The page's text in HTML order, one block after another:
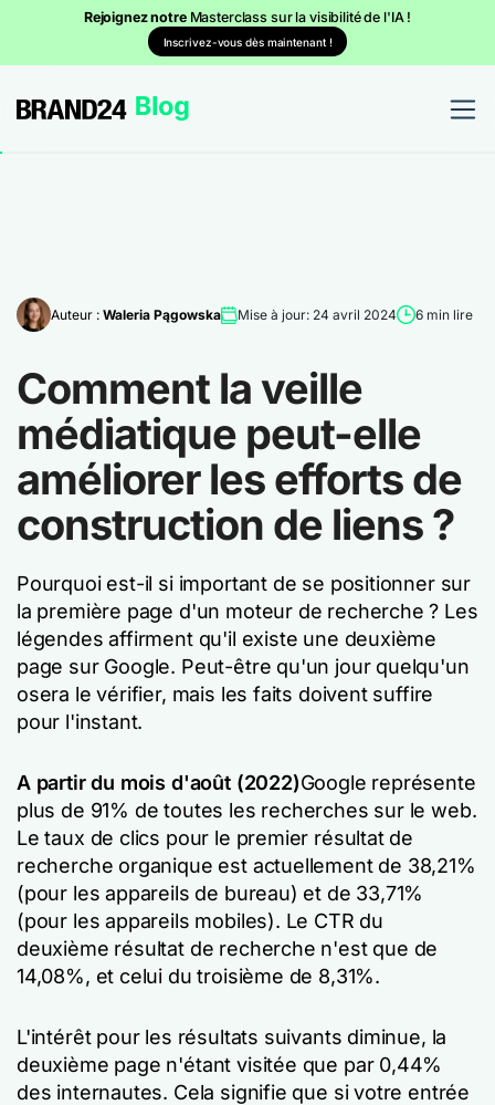
Rejoignez notre Masterclass sur la visibilité de l'IA !
Inscrivez-vous dès maintenant !
Auteur : Waleria Pągowska Mise à jour: 24 avril 2024 6 min lire
Comment la veille
médiatique peut-elle
améliorer les efforts de
construction de liens ?
Pourquoi est-il si important de se positionner sur
la première page d'un moteur de recherche ? Les
légendes affirment qu'il existe une deuxième
page sur Google. Peut-être qu'un jour quelqu'un
osera le vérifier, mais les faits doivent suffire
pour l'instant.
A partir du mois d'août (2022)Google représente
plus de 91% de toutes les recherches sur le web.
Le taux de clics pour le premier résultat de
recherche organique est actuellement de 38,21%
(pour les appareils de bureau) et de 33,71%
(pour les appareils mobiles). Le CTR du
deuxième résultat de recherche n'est que de
14,08%, et celui du troisième de 8,31%.
L'intérêt pour les résultats suivants diminue, la
deuxième page n'étant visitée que par 0,44%
des internautes. Cela signifie que si votre entrée